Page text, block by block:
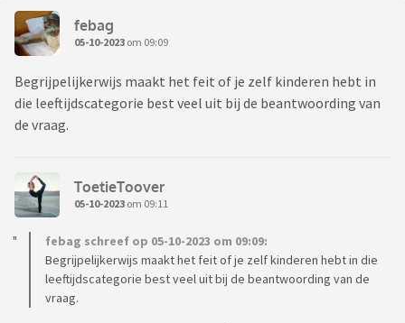
febag
05-10-2023 om 09:09
Begrijpelijkerwijs maakt het feit of je zelf kinderen hebt in
die leeftijdscategorie best veel uit bij de beantwoording van
de vraag.
ToetieToover
05-10-2023 om 09:11
febag schreef op 05-10-2023 om 09:09:
Begrijpelijkerwijs maakt het feit of je zelf kinderen hebt in die
leeftijdscategorie best veel uit bij de beantwoording van de
vraag.